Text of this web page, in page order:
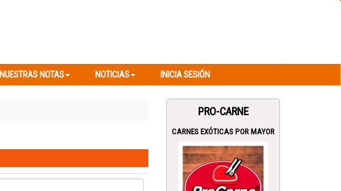
NUESTRAS NOTAS NOTICIAS INICIA SESIÓN
PRO-CARNE
CARNES EXÓTICAS POR MAYOR